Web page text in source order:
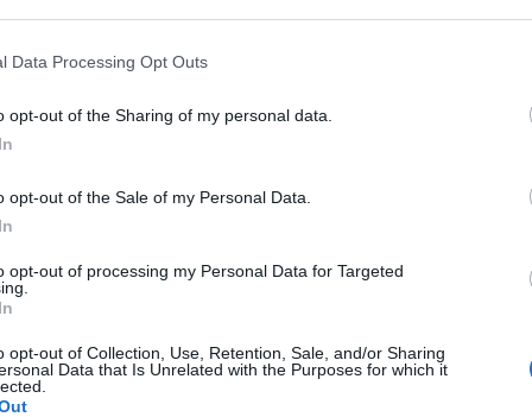
Data Processing Opt Outs
opt-out of the Sharing of my personal data.
opt-out of the Sale of my Personal Data.
opt-out of processing my Personal Data for Targeted
opt-out of Collection, Use, Retention, Sale, and/or Sharing
Data that Is Unrelated with the Purposes for which it